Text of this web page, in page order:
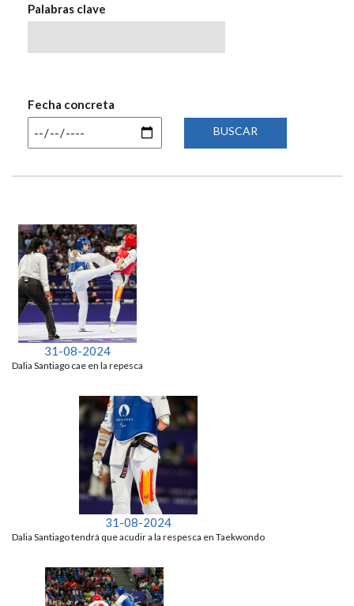
Palabras clave
Fecha concreta
31-08-2024
Dalia Santiago cae en la repesca
31-08-2024
Dalia Santiago tendrá que acudir a la respesca en Taekwondo